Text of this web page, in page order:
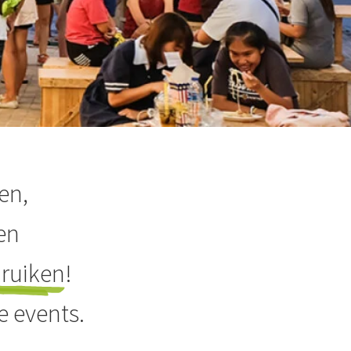
!
events.